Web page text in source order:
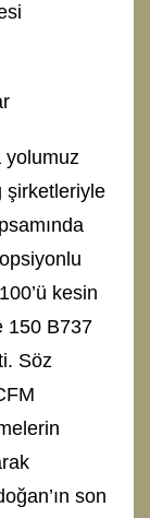
yolumuz
şirketleriyle
kesin
150 B737
Söz
son